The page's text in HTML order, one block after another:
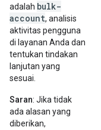
adalah bulk-
account, analisis
aktivitas pengguna
di layanan Anda dan
tentukan tindakan
lanjutan yang
sesuai.
Saran: Jika tidak
ada alasan yang
diberikan,